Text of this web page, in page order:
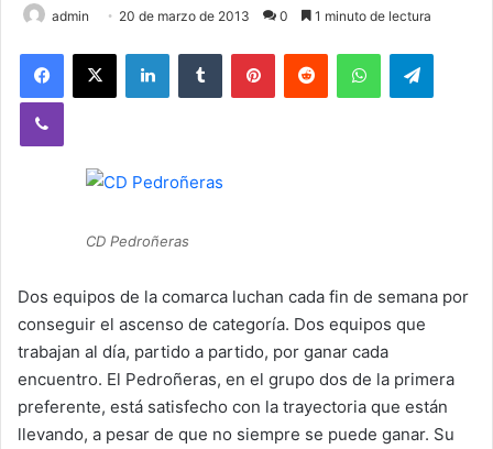
admin 20 de marzo de 2013 0 1 minuto de lectura
CD Pedroñeras
Dos equipos de la comarca luchan cada fin de semana por
conseguir el ascenso de categoría. Dos equipos que
trabajan al día, partido a partido, por ganar cada
encuentro. El Pedroñeras, en el grupo dos de la primera
preferente, está satisfecho con la trayectoria que están
llevando, a pesar de que no siempre se puede ganar. Su